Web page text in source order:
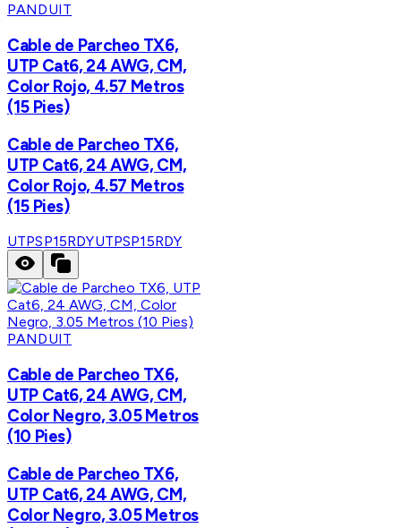
PANDUIT
Cable de Parcheo TX6,
UTP Cat6, 24 AWG, CM,
Color Rojo, 4.57 Metros
(15 Pies)
Cable de Parcheo TX6,
UTP Cat6, 24 AWG, CM,
Color Rojo, 4.57 Metros
(15 Pies)
UTPSP15RDYUTPSP15RDY
PANDUIT
Cable de Parcheo TX6,
UTP Cat6, 24 AWG, CM,
Color Negro, 3.05 Metros
(10 Pies)
Cable de Parcheo TX6,
UTP Cat6, 24 AWG, CM,
Color Negro, 3.05 Metros